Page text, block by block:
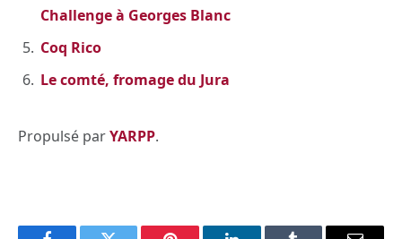
Challenge à Georges Blanc
Coq Rico
Le comté, fromage du Jura
Propulsé parYARPP.